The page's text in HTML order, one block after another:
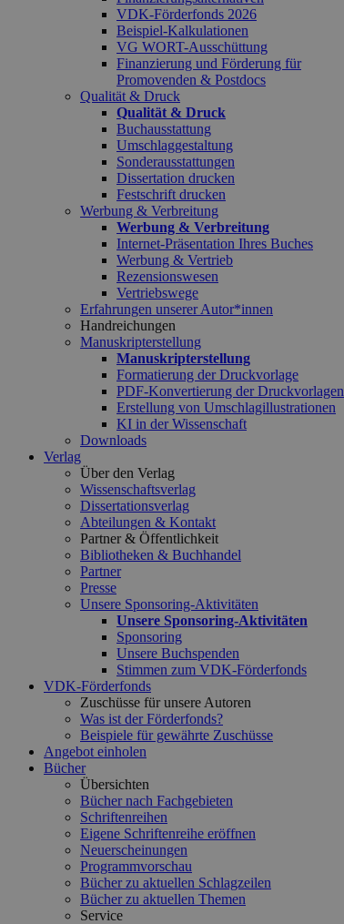
VDK-Förderfonds 2026
Beispiel-Kalkulationen
VG WORT-Ausschüttung
Finanzierung und Förderung für
Promovenden & Postdocs
Qualität & Druck
Qualität & Druck
Buchausstattung
Umschlaggestaltung
Sonderausstattungen
Dissertation drucken
Festschrift drucken
Werbung & Verbreitung
Werbung & Verbreitung
Internet-Präsentation Ihres Buches
Werbung & Vertrieb
Rezensionswesen
Vertriebswege
Erfahrungen unserer Autor*innen
Handreichungen
Manuskripterstellung
Manuskripterstellung
Formatierung der Druckvorlage
PDF-Konvertierung der Druckvorlagen
Erstellung von Umschlagillustrationen
KI in der Wissenschaft
Downloads
Verlag
Über den Verlag
Wissenschaftsverlag
Dissertationsverlag
Abteilungen & Kontakt
Partner & Öffentlichkeit
Bibliotheken & Buchhandel
Partner
Presse
Unsere Sponsoring-Aktivitäten
Unsere Sponsoring-Aktivitäten
Sponsoring
Unsere Buchspenden
Stimmen zum VDK-Förderfonds
VDK-Förderfonds
Zuschüsse für unsere Autoren
Was ist der Förderfonds?
Beispiele für gewährte Zuschüsse
Angebot einholen
Bücher
Übersichten
Bücher nach Fachgebieten
Schriftenreihen
Eigene Schriftenreihe eröffnen
Neuerscheinungen
Programmvorschau
Bücher zu aktuellen Schlagzeilen
Bücher zu aktuellen Themen
Service